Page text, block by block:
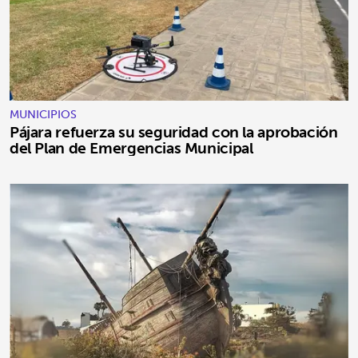
MUNICIPIOS
Pájara refuerza su seguridad con la aprobación
del Plan de Emergencias Municipal